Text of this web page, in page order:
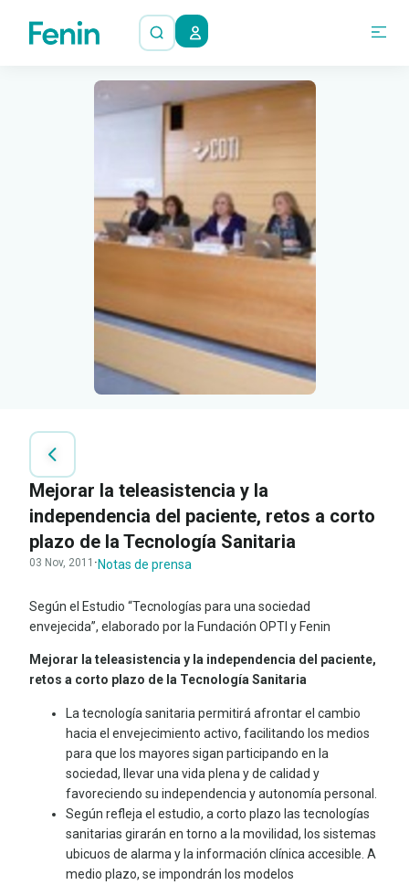
Mejorar la teleasistencia y la
independencia del paciente, retos a corto
plazo de la Tecnología Sanitaria
03 Nov, 2011 · Notas de prensa
Según el Estudio “Tecnologías para una sociedad
envejecida”, elaborado por la Fundación OPTI y Fenin
Mejorar la teleasistencia y la independencia del paciente,
retos a corto plazo de la Tecnología Sanitaria
La tecnología sanitaria permitirá afrontar el cambio
hacia el envejecimiento activo, facilitando los medios
para que los mayores sigan participando en la
sociedad, llevar una vida plena y de calidad y
favoreciendo su independencia y autonomía personal.
Según refleja el estudio, a corto plazo las tecnologías
sanitarias girarán en torno a la movilidad, los sistemas
ubicuos de alarma y la información clínica accesible. A
medio plazo, se impondrán los modelos